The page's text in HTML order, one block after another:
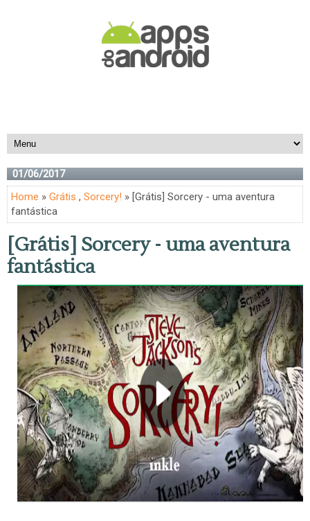
01/06/2017
Home » Grátis , Sorcery! » [Grátis] Sorcery - uma aventura
fantástica
[Grátis] Sorcery - uma aventura
fantástica